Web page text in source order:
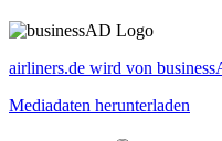
airliners.de wird von
Mediadaten herunterladen